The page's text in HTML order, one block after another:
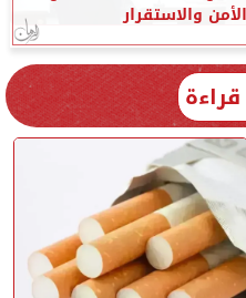
والاستقرار